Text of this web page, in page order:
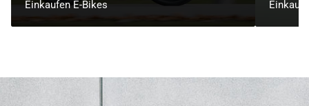
Einkaufen E-Bikes